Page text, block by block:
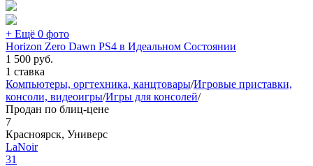
+ Ещё 0 фото
Horizon Zero Dawn PS4 в Идеальном Состоянии
1 500 руб.
1 ставка
Компьютеры, оргтехника, канцтовары/Игровые приставки,
консоли, видеоигры/Игры для консолей/
Продан по блиц-цене
7
Красноярск, Универс
LaNoir
31